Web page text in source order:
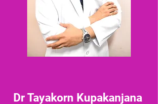
Dr Tayakorn Kupakanjana